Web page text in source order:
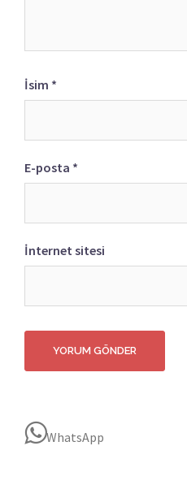
İsim *
E-posta *
İnternet sitesi
WhatsApp